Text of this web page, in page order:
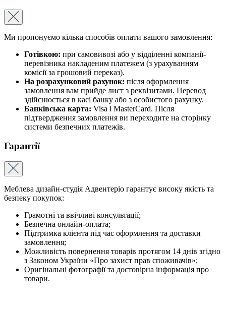
Ми пропонуємо кілька способів оплати вашого замовлення:
Готівкою: при самовивозі або у відділенні компанії-
перевізника накладеним платежем (з урахуванням
комісії за грошовий переказ).
На розрахунковий рахунок: після оформлення
замовлення вам прийде лист з реквізитами. Перевод
здійснюється в касі банку або з особистого рахунку.
Банківська карта: Visa і MasterCard. Після
підтвердження замовлення ви переходите на сторінку
системи безпечних платежів.
Гарантії
Меблева дизайн-студія Адвентеріо гарантує високу якість та
безпеку покупок:
Грамотні та ввічливі консультації;
Безпечна онлайн-оплата;
Підтримка клієнта під час оформлення та доставки
замовлення;
Можливість повернення товарів протягом 14 днів згідно
з Законом України «Про захист прав споживачів»;
Оригінальні фотографії та достовірна інформація про
товари.